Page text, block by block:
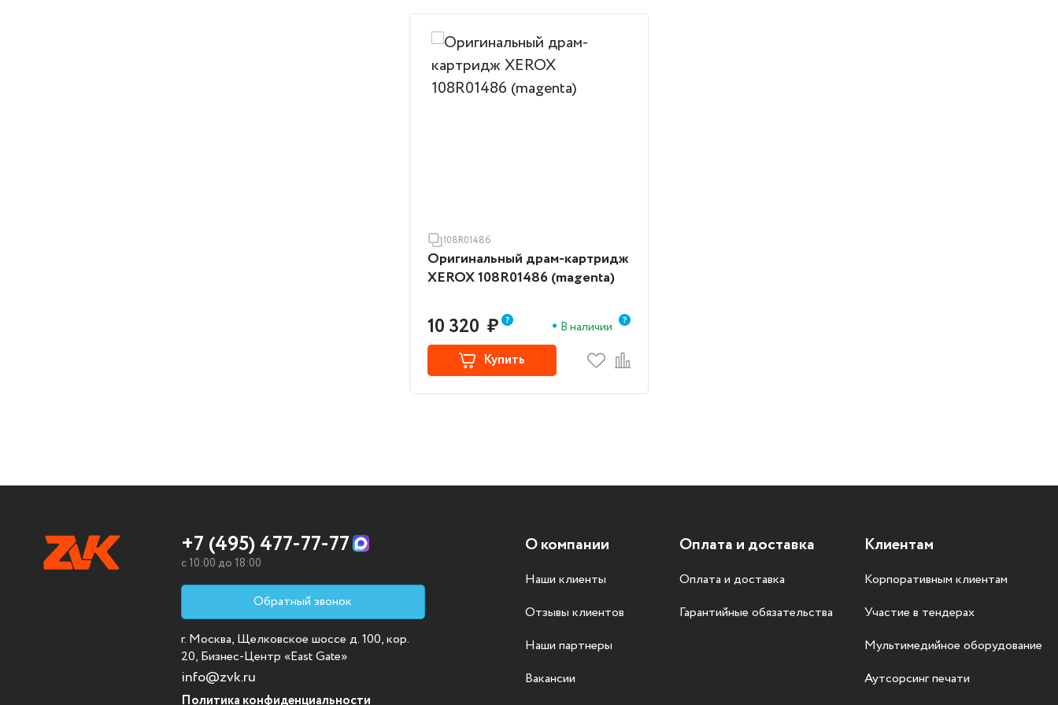
108R01486
Оригинальный драм-картридж
XEROX 108R01486 (magenta)
10 320 ₽ В наличии
Купить
+7 (495) 477-77-77
c 10:00 до 18:00
Обратный звонок
г. Москва, Щелковское шоссе д. 100, кор.
20, Бизнес-Центр «East Gate»
info@zvk.ru
Политика конфиденциальности
О компании
Наши клиенты
Отзывы клиентов
Наши партнеры
Вакансии
Оплата и доставка
Оплата и доставка
Гарантийные обязательства
Клиентам
Корпоративным клиентам
Участие в тендерах
Мультимедийное оборудование
Аутсорсинг печати